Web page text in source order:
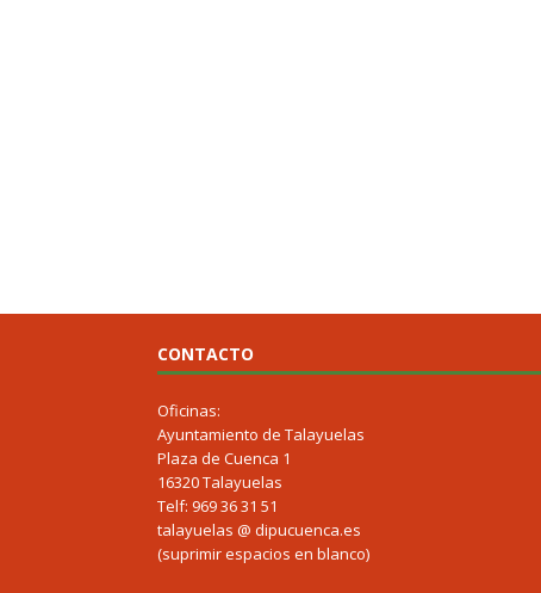
CONTACTO
Oficinas:
Ayuntamiento de Talayuelas
Plaza de Cuenca 1
16320 Talayuelas
Telf: 969 36 31 51
talayuelas @ dipucuenca.es
(suprimir espacios en blanco)